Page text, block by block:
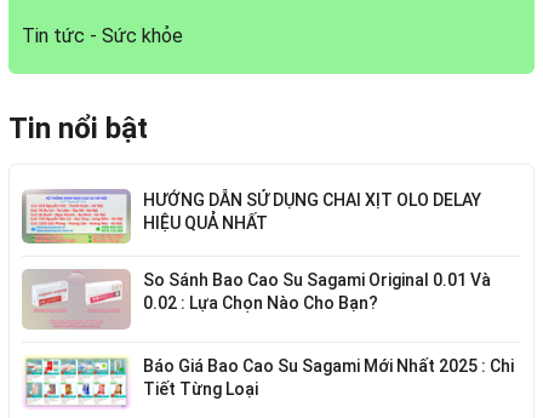
Tin tức - Sức khỏe
Tin nổi bật
HƯỚNG DẪN SỬ DỤNG CHAI XỊT OLO DELAY
HIỆU QUẢ NHẤT
So Sánh Bao Cao Su Sagami Original 0.01 Và
0.02 : Lựa Chọn Nào Cho Bạn?
Báo Giá Bao Cao Su Sagami Mới Nhất 2025 : Chi
Tiết Từng Loại